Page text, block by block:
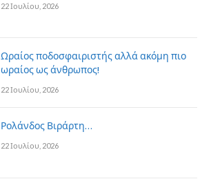
22 Ιουλίου, 2026
Ωραίος ποδοσφαιριστής αλλά ακόμη πιο
ωραίος ως άνθρωπος!
22 Ιουλίου, 2026
Ρολάνδος Βιράρτη…
22 Ιουλίου, 2026